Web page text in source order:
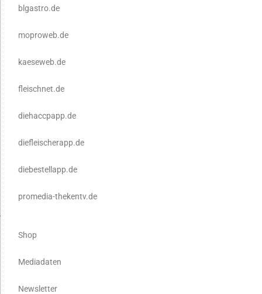
blgastro.de
moproweb.de
kaeseweb.de
fleischnet.de
diehaccpapp.de
diefleischerapp.de
diebestellapp.de
promedia-thekentv.de
Shop
Mediadaten
Newsletter